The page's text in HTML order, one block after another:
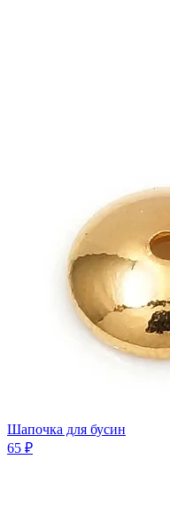
Шапочка для бусин
65 ₽